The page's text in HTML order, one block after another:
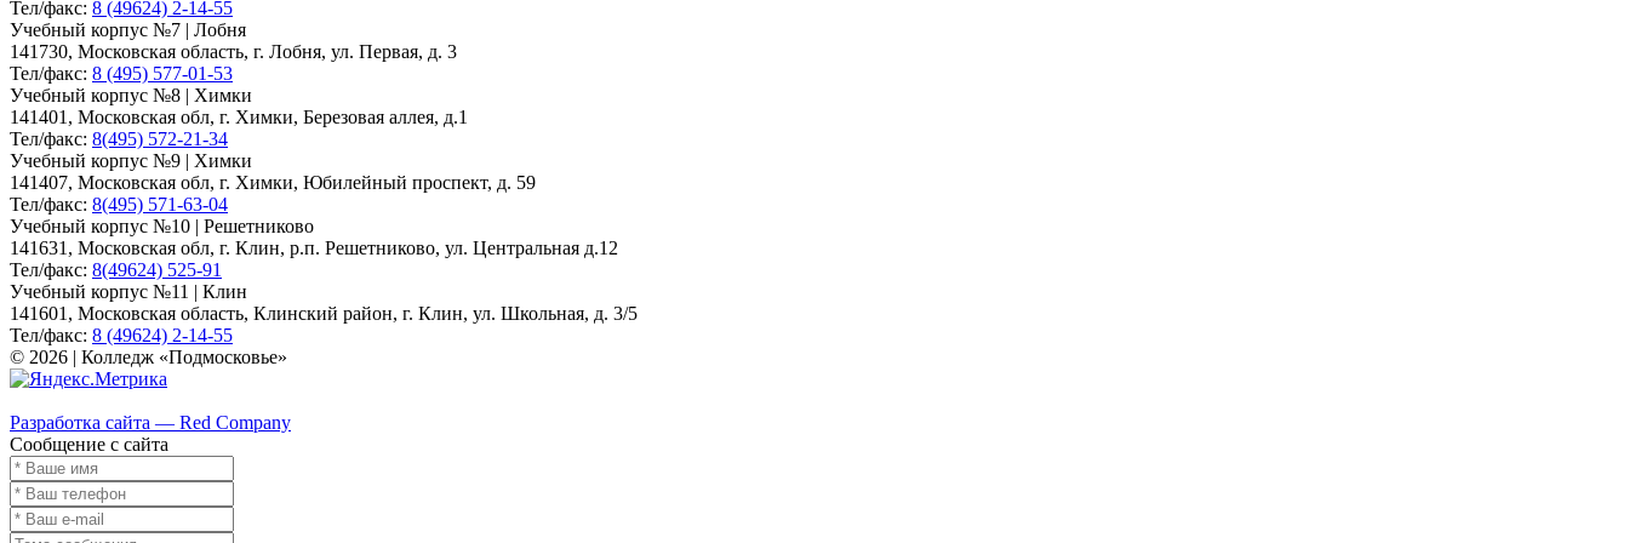
Тел/факс: 8 (49624) 2-14-55
Учебный корпус №7 | Лобня
141730, Московская область, г. Лобня, ул. Первая, д. 3
Тел/факс: 8 (495) 577-01-53
Учебный корпус №8 | Химки
141401, Московская обл, г. Химки, Березовая аллея, д.1
Тел/факс: 8(495) 572-21-34
Учебный корпус №9 | Химки
141407, Московская обл, г. Химки, Юбилейный проспект, д. 59
Тел/факс: 8(495) 571-63-04
Учебный корпус №10 | Решетниково
141631, Московская обл, г. Клин, р.п. Решетниково, ул. Центральная д.12
Тел/факс: 8(49624) 525-91
Учебный корпус №11 | Клин
141601, Московская область, Клинский район, г. Клин, ул. Школьная, д. 3/5
Тел/факс: 8 (49624) 2-14-55
© 2026 | Колледж «Подмосковье»
Разработка сайта — Red Company
Сообщение с сайта